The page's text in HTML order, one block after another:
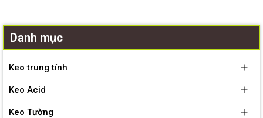
Danh mục
Keo trung tính
Keo Acid
Keo Tường